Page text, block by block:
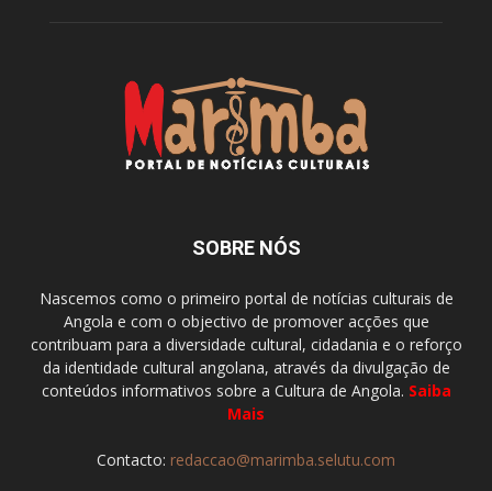
SOBRE NÓS
Nascemos como o primeiro portal de notícias culturais de
Angola e com o objectivo de promover acções que
contribuam para a diversidade cultural, cidadania e o reforço
da identidade cultural angolana, através da divulgação de
conteúdos informativos sobre a Cultura de Angola. Saiba
Mais
Contacto: redaccao@marimba.selutu.com